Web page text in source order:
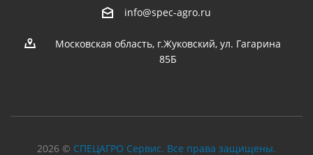
info@spec-agro.ru
Московская область, г.Жуковский, ул. Гагарина
85Б
2026 © СПЕЦАГРО Сервис. Все права защищены.